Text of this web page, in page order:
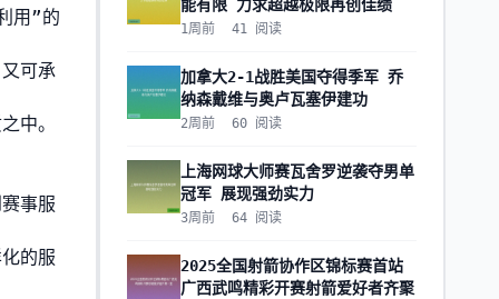
用”的
可承
中。
事服
的服
能有限 力求超越极限再创佳绩
1周前 41 阅读
加拿大2-1战胜美国夺得季军 乔
纳森戴维与奥卢瓦塞伊建功
2周前 60 阅读
上海网球大师赛瓦舍罗逆袭夺男单
冠军 展现强劲实力
3周前 64 阅读
2025全国射箭协作区锦标赛首站
广西武鸣精彩开赛射箭爱好者齐聚